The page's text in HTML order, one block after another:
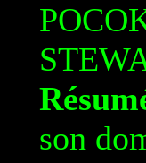
son